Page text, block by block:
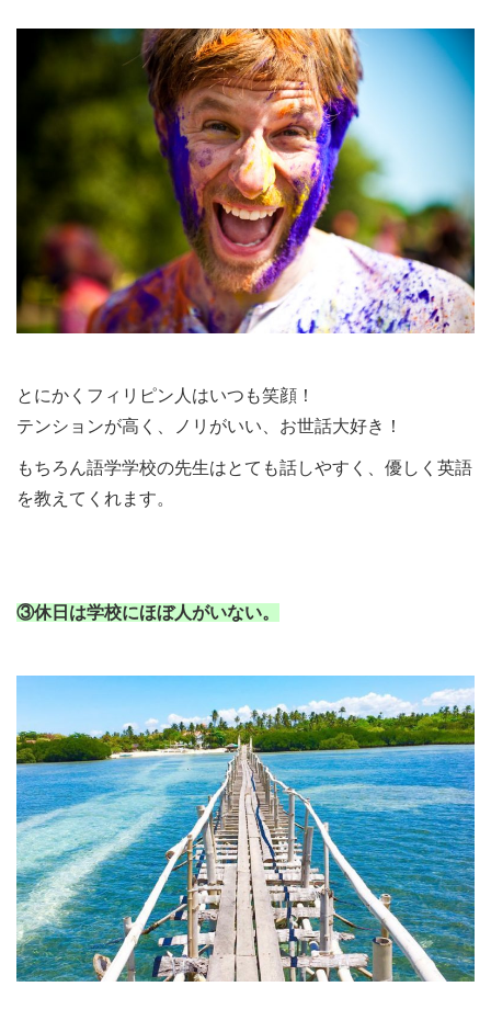
とにかくフィリピン人はいつも笑顔！
テンションが高く、ノリがいい、お世話大好き！
もちろん語学学校の先生はとても話しやすく、優しく英語
を教えてくれます。
③休日は学校にほぼ人がいない。